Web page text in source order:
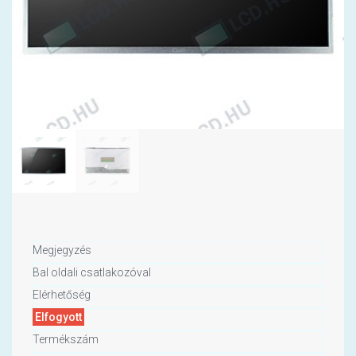
Megjegyzés
Bal oldali csatlakozóval
Elérhetőség
Elfogyott
Termékszám